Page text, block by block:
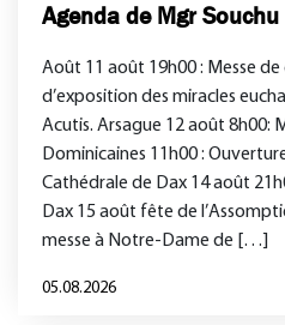
Agenda de Mgr Souchu
Août 11 août 19h00 : Messe
d’exposition des miracles
Acutis. Arsague 12 août 8h00:
Dominicaines 11h00 :
Cathédrale de Dax 14 août
Dax 15 août fête de
messe à Notre-Dame de […]
05.08.2026